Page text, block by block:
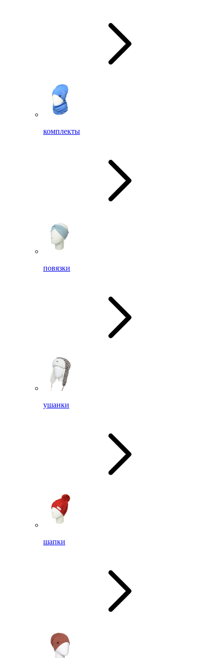
комплекты
повязки
ушанки
шапки